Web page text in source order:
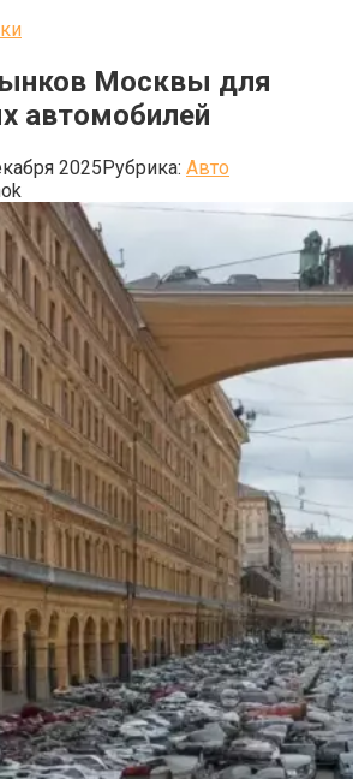
Москвы для
автомобилей
2025Рубрика: Авто